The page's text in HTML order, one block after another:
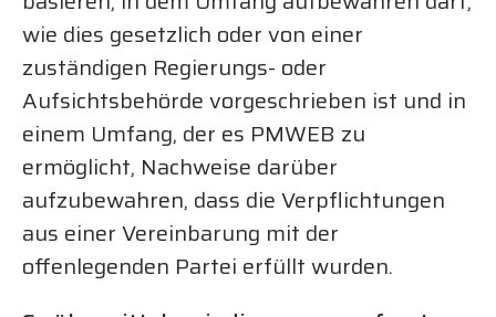
wie dies gesetzlich oder von einer
zuständigen Regierungs- oder
Aufsichtsbehörde vorgeschrieben ist und in
einem Umfang, der es PMWEB zu
ermöglicht, Nachweise darüber
aufzubewahren, dass die Verpflichtungen
aus einer Vereinbarung mit der
offenlegenden Partei erfüllt wurden.